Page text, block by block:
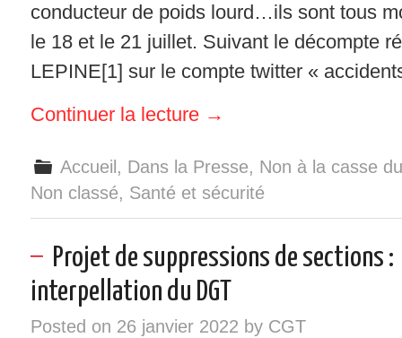
conducteur de poids lourd…ils sont tous
le 18 et le 21 juillet. Suivant le décompte
LEPINE[1] sur le compte twitter «
Continuer la lecture →
Accueil , Dans la Presse, Non à la casse
Non classé, Santé et sécurité
Projet de suppressions de sections :
interpellation du DGT
Posted on 26 janvier 2022 by CGT